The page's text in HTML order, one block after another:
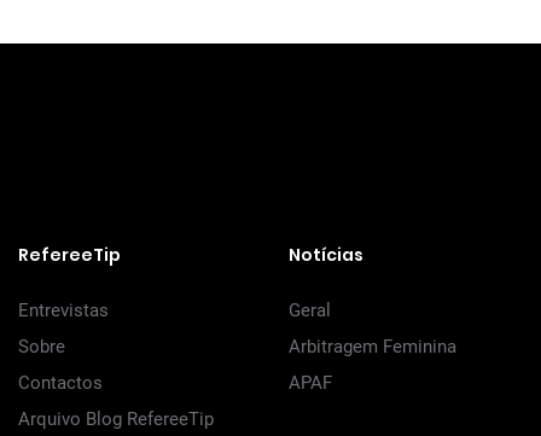
RefereeTip
Entrevistas
Sobre
Contactos
Arquivo Blog RefereeTip
Notícias
Geral
Arbitragem Feminina
APAF